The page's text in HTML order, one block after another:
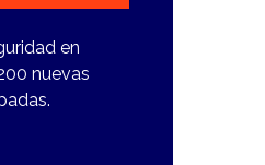
en
nuevas